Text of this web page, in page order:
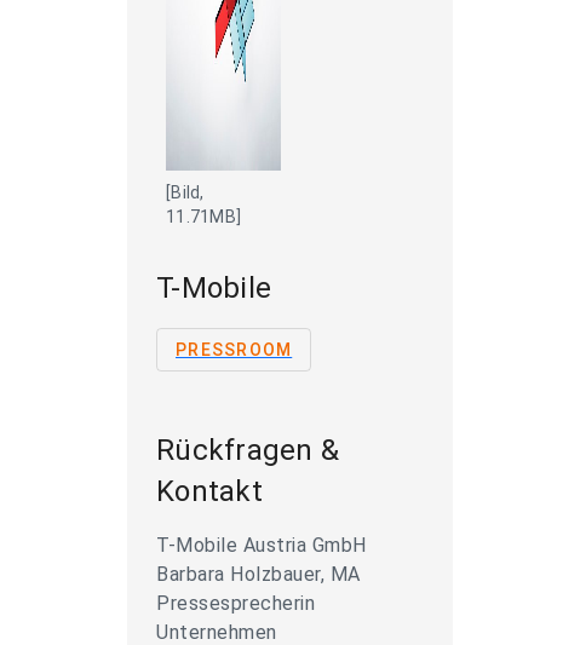
[Bild,
11.71MB]
T-Mobile
PRESSROOM
Rückfragen &
Kontakt
T-Mobile Austria GmbH
Barbara Holzbauer, MA
Pressesprecherin
Unternehmen